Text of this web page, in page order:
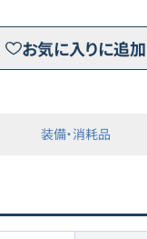
お気に入りに追加
装備・消耗品